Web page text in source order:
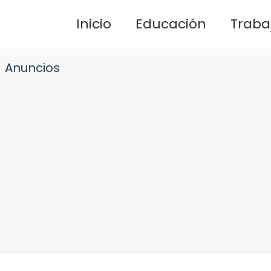
Inicio Educación
Anuncios